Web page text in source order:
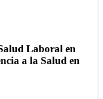
Laboral en
a la Salud en